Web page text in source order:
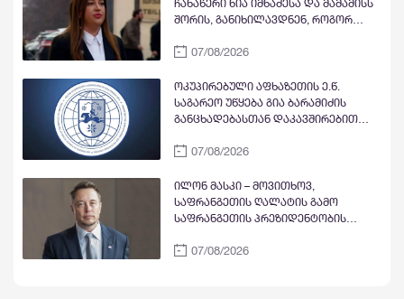
მოხდა გაცვლა ყველა ყველაზე. რა
ბარამიძე არც ყოფილა და არც
ჩანაწერი ნია იმნაძესა და მამამისს
შორის, განიხილავდნენ, როგორ
ნიას მამა ამბობს, რომ არასწორად
სხვანაირად ვერ მოიქცეოდა,
თანამედროვე ეპოქაში სხვანაირად
ხდება
07/08/2026
ოკუპირებული აფხაზეთის ე.წ.
საგარეო უწყება გია ბარამიძის
განცხადებასთან დაკავშირებით
„განცხადებას“ ავრცელებს
07/08/2026
ილონ მასკი – მოვითხოვ,
საფრანგეთის ღალატის გამო
საფრანგეთის პრეზიდენტობის
ლიდერი მარინ ტონდელიე
07/08/2026